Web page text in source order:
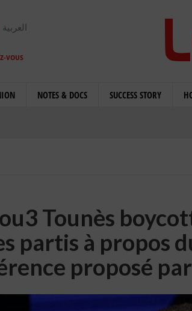
العربية
VOUS
NOTES & DOCS SUCCESS STORY
Tounès
partis à propos
proposé